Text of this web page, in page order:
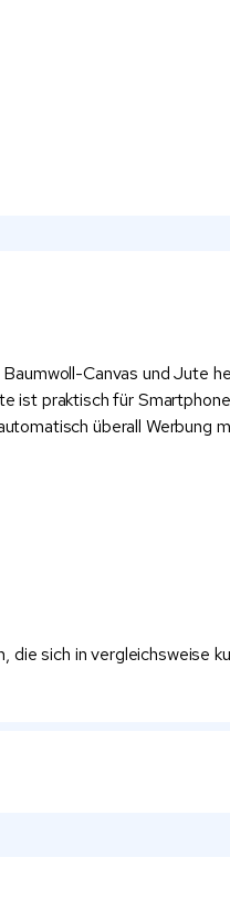
Canvas und Jute
praktisch für
überall Werbung
sich in vergleichsweise